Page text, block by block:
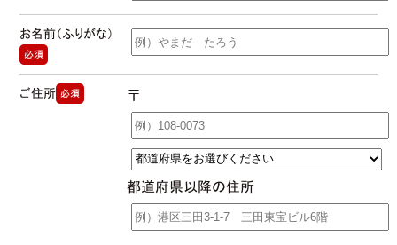
お名前（ふりがな）
必須
ご住所 必須 〒
都道府県以降の住所